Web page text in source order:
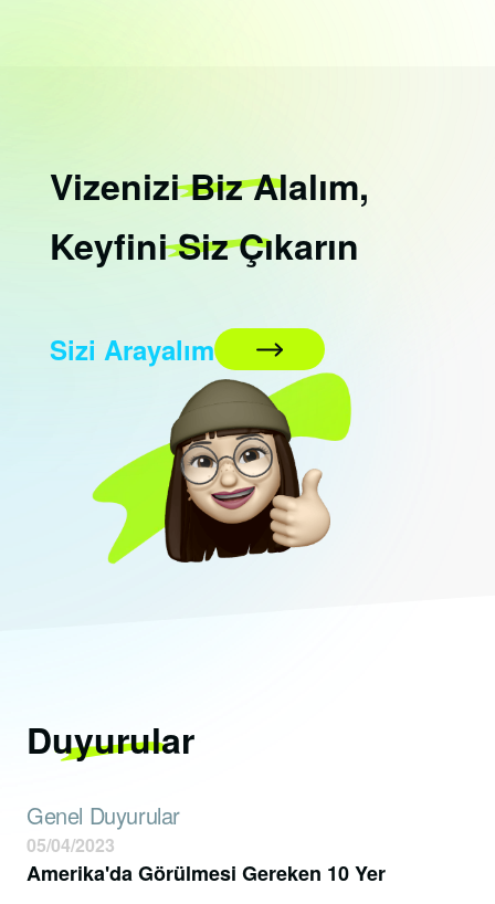
VizeniziBizAlalım,
KeyfiniSizÇıkarın
Sizi Arayalım
Duyurular
Genel Duyurular
Amerika'da Görülmesi Gereken 10 Yer
05/04/2023